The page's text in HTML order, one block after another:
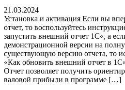
21.03.2024
Установка и активация Если вы
отчет, то воспользуйтесь
запустить внешний отчет 1С«, а
демонстрационной версии на
существующую версию отчета, то
«Как обновить внешний отчет в
Отчет позволяет получить
валовой прибыли в программе […]